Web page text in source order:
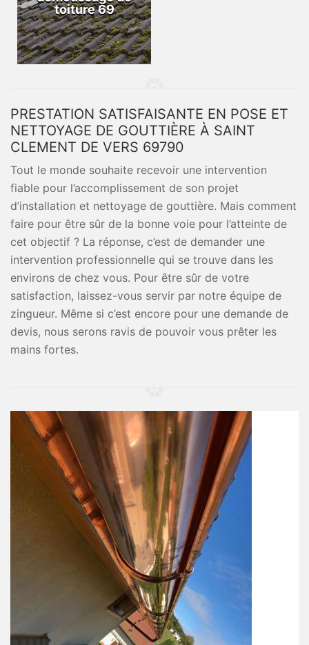
toiture 69
PRESTATION SATISFAISANTE EN POSE ET
NETTOYAGE DE GOUTTIÈRE À SAINT
CLEMENT DE VERS 69790
Tout le monde souhaite recevoir une intervention
fiable pour l’accomplissement de son projet
d’installation et nettoyage de gouttière. Mais comment
faire pour être sûr de la bonne voie pour l’atteinte de
cet objectif ? La réponse, c’est de demander une
intervention professionnelle qui se trouve dans les
environs de chez vous. Pour être sûr de votre
satisfaction, laissez-vous servir par notre équipe de
zingueur. Même si c’est encore pour une demande de
devis, nous serons ravis de pouvoir vous prêter les
mains fortes.